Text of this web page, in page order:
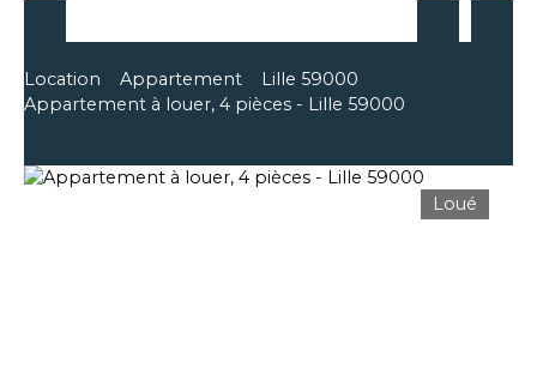
Location Appartement
Lille 59000
Appartement à louer, 4 pièces - Lille 59000
Loué